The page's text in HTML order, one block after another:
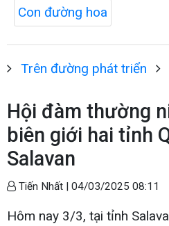
Con đường hoa
Trên đường phát triển
Hội đàm thường
biên giới hai tỉnh
Salavan
Tiến Nhất | 04/03/2025 08:11
Hôm nay 3/3, tại tỉnh